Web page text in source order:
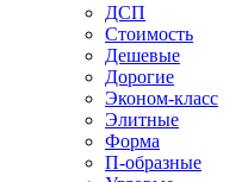
ДСП
Стоимость
Дешевые
Дорогие
Эконом-класс
Элитные
Форма
П-образные